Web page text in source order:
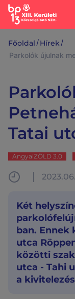
Főoldal /Hírek /
Parkolók újulnak
Tatai
AngyalZÖLD 3.0
Két
ban. Ennek
utca
közötti
utca - Tahi
a